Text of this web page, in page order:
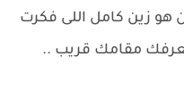
زين كامل اللى فكرت
مقامك قريب ..